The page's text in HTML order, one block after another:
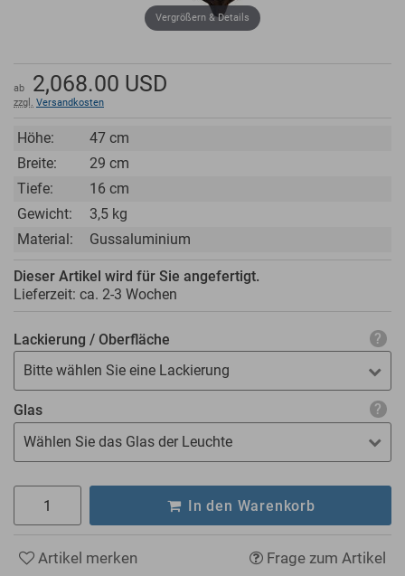
Vergrößern & Details
ab 2,068.00 USD
zzgl. Versandkosten
Höhe:
47 cm
Breite:
29 cm
Tiefe:
16 cm
Gewicht:
3,5 kg
Material:
Gussaluminium
Dieser Artikel wird für Sie angefertigt.
Lieferzeit: ca. 2-3 Wochen
Lackierung / Oberfläche
Bitte wählen Sie eine Lackierung
Glas
Wählen Sie das Glas der Leuchte
In den Warenkorb
Artikel merken Frage zum Artikel